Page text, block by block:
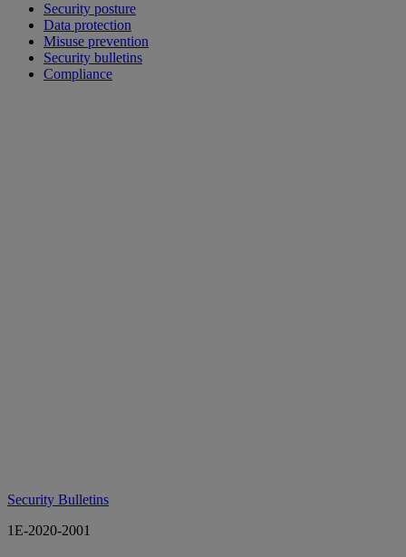
Security posture
Data protection
Misuse prevention
Security bulletins
Compliance
Security Bulletins
1E-2020-2001